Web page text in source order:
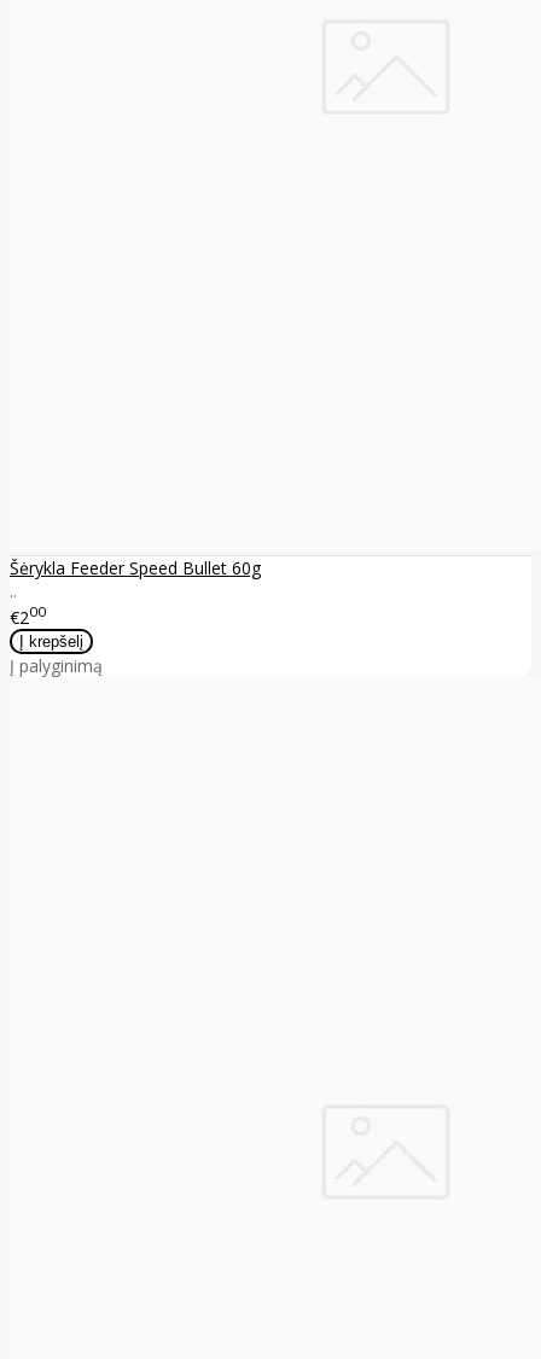
Šėrykla Feeder Speed Bullet 60g
..
€200
Į palyginimą